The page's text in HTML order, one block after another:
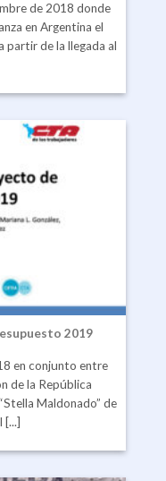
de 2018 donde
en Argentina el
partir de la llegada al
2019
en conjunto entre
de la República
Maldonado” de
[...]